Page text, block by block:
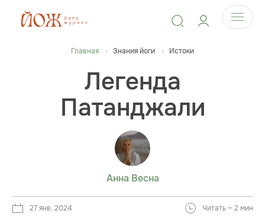
Главная Знания йоги Истоки
Легенда
Патанджали
Анна Весна
27 янв. 2024 Читать ~ 2 мин